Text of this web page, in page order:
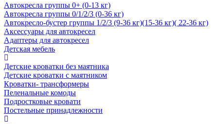
Автокресла группы 0+ (0-13 кг)
Автокресла группы 0/1/2/3 (0-36 кг)
Автокресло-бустер группы 1/2/3 (9-36 кг)(15-36 кг)( 22-36 кг)
Аксессуары для автокресел
Адаптеры для автокресел
Детская мебель
Детские кроватки без маятника
Детские кроватки с маятником
Кроватки- трансформеры
Пеленальные комоды
Подростковые кровати
Постельные принадлежности